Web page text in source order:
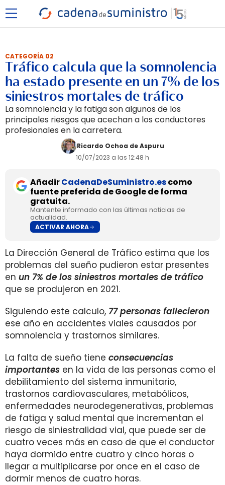
CATEGORÍA 02
Tráfico calcula que la somnolencia
ha estado presente en un 7% de los
siniestros mortales de tráfico
La somnolencia y la fatiga son algunos de los
principales riesgos que acechan a los conductores
profesionales en la carretera.
Ricardo Ochoa de Aspuru
10/07/2023 a las 12:48 h
AñadirCadenaDeSuministro.escomo
fuente preferida de Google de forma
gratuita.
Mantente informado con las últimas noticias de
actualidad.
ACTIVAR AHORA
La Dirección General de Tráfico estima que los
problemas del sueño pudieron estar presentes
en un 7% de los siniestros mortales de tráfico
que se produjeron en 2021.
Siguiendo este calculo, 77 personas fallecieron
ese año en accidentes viales causados por
somnolencia y trastornos similares.
La falta de sueño tiene consecuencias
importantes en la vida de las personas como el
debilitamiento del sistema inmunitario,
trastornos cardiovasculares, metabólicos,
enfermedades neurodegenerativas, problemas
de fatiga y salud mental que incrementan el
riesgo de siniestralidad vial, que puede ser de
cuatro veces más en caso de que el conductor
haya dormido entre cuatro y cinco horas o
llegar a multiplicarse por once en el caso de
dormir menos de cuatro horas.